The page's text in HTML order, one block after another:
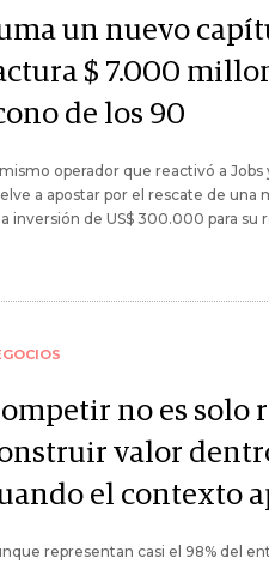
un nuevo
$ 7.000
de los 90
operador que reactivó a
a apostar por el rescate de una
inversión de US$ 300.000 para su
no es solo
valor
el contexto
representan casi el 98% del